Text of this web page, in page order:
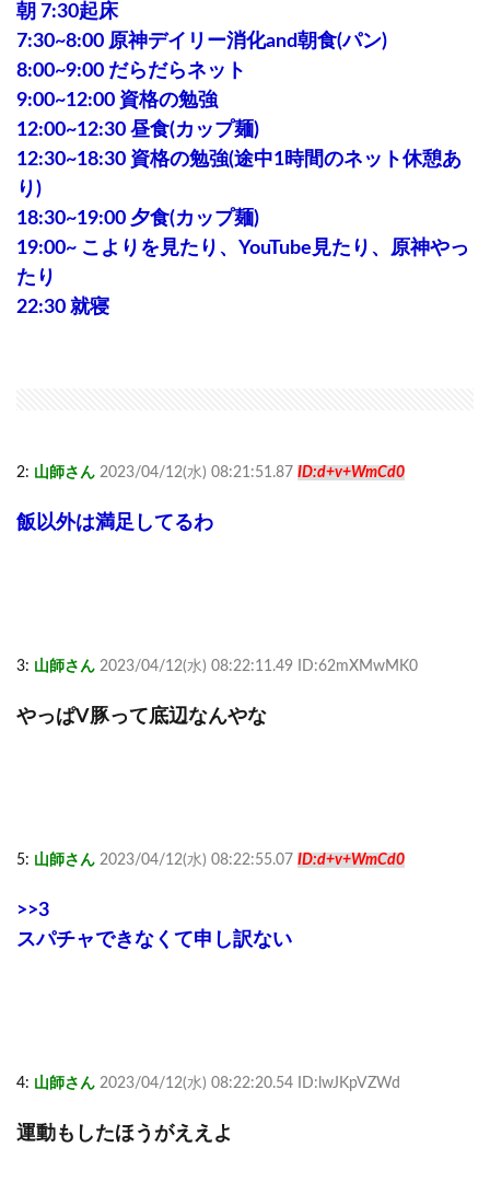
朝 7:30起床
7:30~8:00 原神デイリー消化and朝食(パン)
8:00~9:00 だらだらネット
9:00~12:00 資格の勉強
12:00~12:30 昼食(カップ麺)
12:30~18:30 資格の勉強(途中1時間のネット休憩あ
り)
18:30~19:00 夕食(カップ麺)
19:00~ こよりを見たり、YouTube見たり、原神やっ
たり
22:30 就寝
2: 山師さん 2023/04/12(水) 08:21:51.87 ID:d+v+WmCd0
飯以外は満足してるわ
3: 山師さん 2023/04/12(水) 08:22:11.49 ID:62mXMwMK0
やっぱV豚って底辺なんやな
5: 山師さん 2023/04/12(水) 08:22:55.07 ID:d+v+WmCd0
>>3
スパチャできなくて申し訳ない
4: 山師さん 2023/04/12(水) 08:22:20.54 ID:lwJKpVZWd
運動もしたほうがええよ